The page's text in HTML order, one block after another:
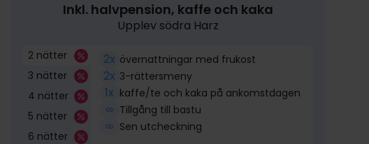
Inkl. halvpension, kaffe och kaka
Upplev södra Harz
2 nätter
3 nätter
4 nätter
5 nätter
6 nätter
2x övernattningar med frukost
2x 3-rättersmeny
1x kaffe/te och kaka på ankomstdagen
∞ Tillgång till bastu
∞ Sen utcheckning